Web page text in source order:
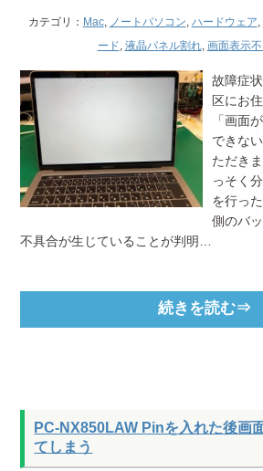
カテゴリ： Mac, ノートパソコン ハードウェア
ード 液晶パネル割れ, 画面表示不
故障症
区にお
「画面
できな
ただき
っそく
を行っ
側のバ
不具合が生じていることが判明…
続きを読む⇒
PC-NX850LAW Pinを入れた後画
てしまう